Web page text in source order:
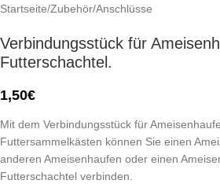
Startseite/Zubehör/Anschlüsse
Verbindungsstück für
Futterschachtel.
1,50€
Mit dem Verbindungsstück für
Futtersammelkästen können Sie einen
anderen Ameisenhaufen oder einen
Futterschachtel verbinden.